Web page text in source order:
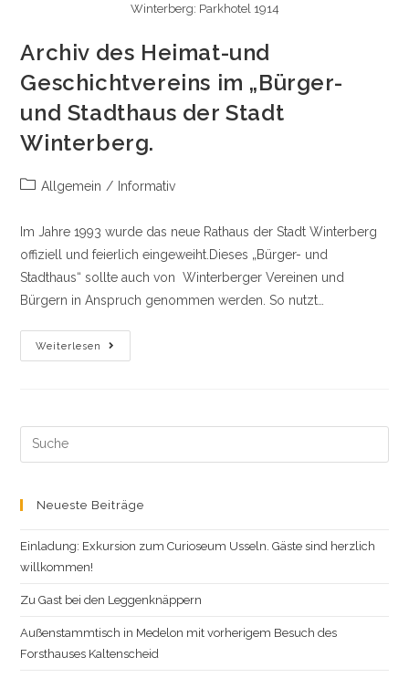
Winterberg: Parkhotel 1914
Archiv des Heimat-und
Geschichtvereins im „Bürger-
und Stadthaus der Stadt
Winterberg.
Beitrags-
Allgemein / Informativ
Im Jahre 1993 wurde das neue Rathaus der Stadt Winterberg
offiziell und feierlich eingeweiht.Dieses „Bürger- und
Stadthaus“ sollte auch von Winterberger Vereinen und
Bürgern in Anspruch genommen werden. So nutzt…
Weiterlesen
Archiv
Des
Der
Search
this
Neueste Beiträge
Einladung: Exkursion zum Curioseum Usseln. Gäste sind herzlich
willkommen!
Zu Gast bei den Leggenknäppern
Außenstammtisch in Medelon mit vorherigem Besuch des
Forsthauses Kaltenscheid